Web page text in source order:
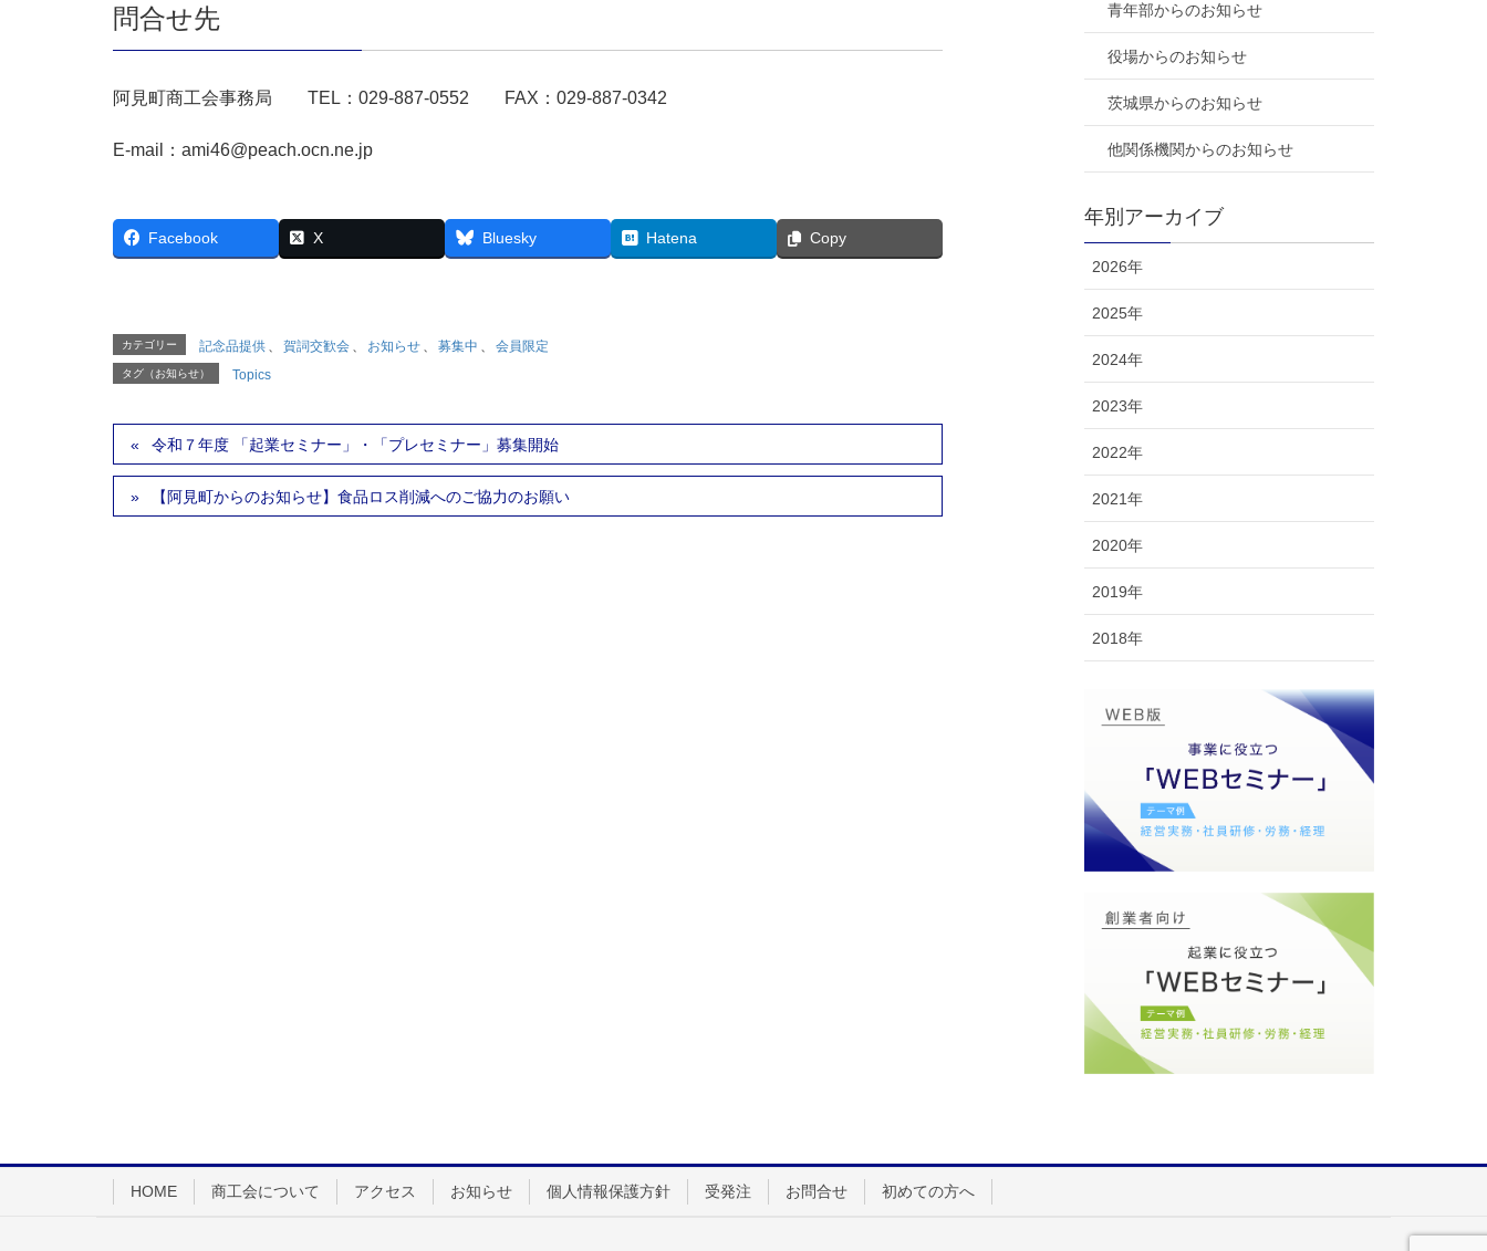
問合せ先
阿見町商工会事務局 TEL：029-887-0552 FAX：029-887-0342
E-mail：ami46@peach.ocn.ne.jp
Facebook X Bluesky Hatena Copy
カテゴリー 記念品提供 、 賀詞交歓会 、 お知らせ 、 募集中 、 会員限定
タグ（お知らせ） Topics
令和７年度 「起業セミナー」・「プレセミナー」募集開始
【阿見町からのお知らせ】食品ロス削減へのご協力のお願い
青年部からのお知らせ
役場からのお知らせ
茨城県からのお知らせ
他関係機関からのお知らせ
年別アーカイブ
2026年
2025年
2024年
2023年
2022年
2021年
2020年
2019年
2018年
HOME 商工会について アクセス お知らせ 個人情報保護方針 受発注 お問合せ 初めての方へ